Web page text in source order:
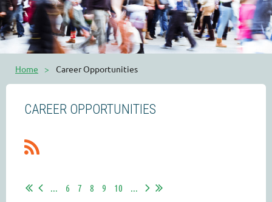
Home Career Opportunities
CAREER OPPORTUNITIES
... 6 7 8 9 10 ...